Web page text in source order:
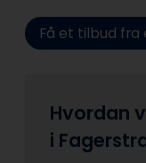
Få et tilbud
Hvordan
i